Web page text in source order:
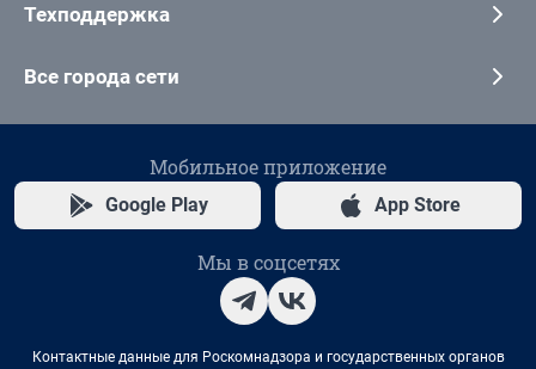
Техподдержка
Все города сети
Мобильное приложение
Google Play App Store
Мы в соцсетях
Контактные данные для Роскомнадзора и государственных органов